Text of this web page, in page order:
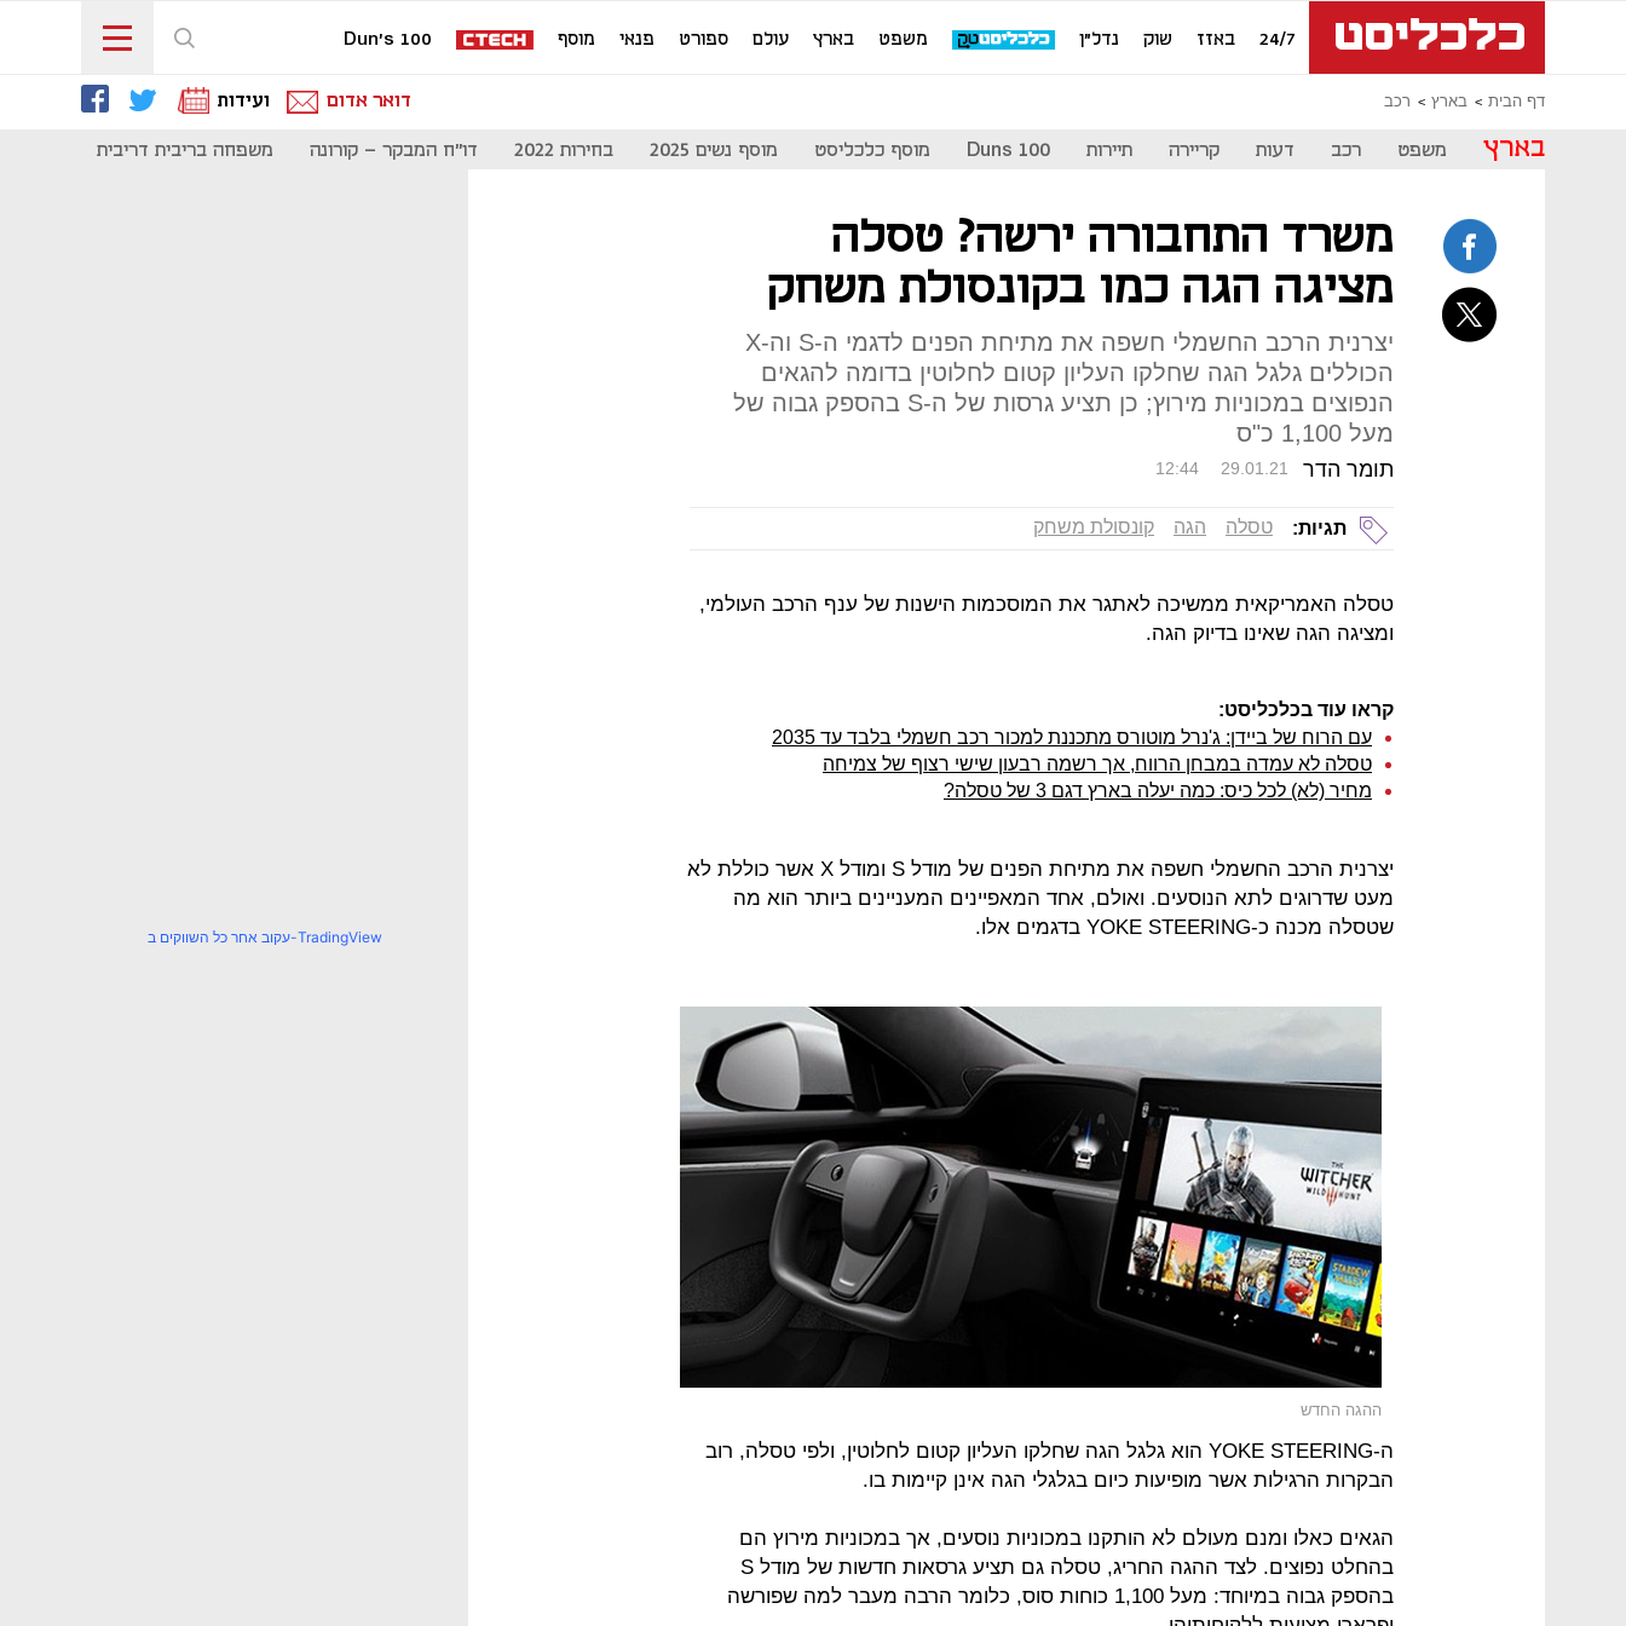
24/7 באזז שוק נדל"ן משפט בארץ עולם ספורט פנאי מוסף Dun's 100
דף הבית בארץ רכב דואר אדום ועידות
בארץ משפט רכב דעות קריירה תיירות Duns 100 מוסף כלכליסט מוסף נשים 2025 בחירות 2022 דו"ח המבקר - קורונה משפחה בריבית דריבית
משרד התחבורה ירשה? טסלה
מציגה הגה כמו בקונסולת משחק
יצרנית הרכב החשמלי חשפה את מתיחת הפנים לדגמי ה-S וה-X
הכוללים גלגל הגה שחלקו העליון קטום לחלוטין בדומה להגאים
הנפוצים במכוניות מירוץ; כן תציע גרסות של ה-S בהספק גבוה של
מעל 1,100 כ"ס
תומר הדר 12:44 29.01.21
תגיות: טסלה הגה קונסולת משחק
טסלה האמריקאית ממשיכה לאתגר את המוסכמות הישנות של ענף הרכב העולמי,
ומציגה הגה שאינו בדיוק הגה.
קראו עוד בכלכליסט:
עם הרוח של ביידן: ג'נרל מוטורס מתכננת למכור רכב חשמלי בלבד עד 2035
טסלה לא עמדה במבחן הרווח, אך רשמה רבעון שישי רצוף של צמיחה
מחיר (לא) לכל כיס: כמה יעלה בארץ דגם 3 של טסלה?
יצרנית הרכב החשמלי חשפה את מתיחת הפנים של מודל S ומודל X אשר כוללת לא
מעט שדרוגים לתא הנוסעים. ואולם, אחד המאפיינים המעניינים ביותר הוא מה
שטסלה מכנה כ-YOKE STEERING בדגמים אלו.
ההגה החדש
ה-YOKE STEERING הוא גלגל הגה שחלקו העליון קטום לחלוטין, ולפי טסלה, רוב
הבקרות הרגילות אשר מופיעות כיום בגלגלי הגה אינן קיימות בו.
הגאים כאלו ומנם מעולם לא הותקנו במכוניות נוסעים, אך במכוניות מירוץ הם
בהחלט נפוצים. לצד ההגה החריג, טסלה גם תציע גרסאות חדשות של מודל S
בהספק גבוה במיוחד: מעל 1,100 כוחות סוס, כלומר הרבה מעבר למה שפורשה
עקוב אחר כל השווקים ב-TradingView